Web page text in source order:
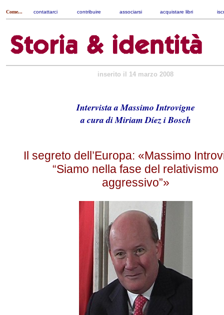
Come... contattarci contribuire associarsi acquistare libri
inserito il 14 marzo 2008
Intervista a Massimo Introvigne
a cura di Miriam Díez i Bosch
Il segreto dell’Europa: «Massimo
“Siamo nella fase del relativismo
aggressivo”»